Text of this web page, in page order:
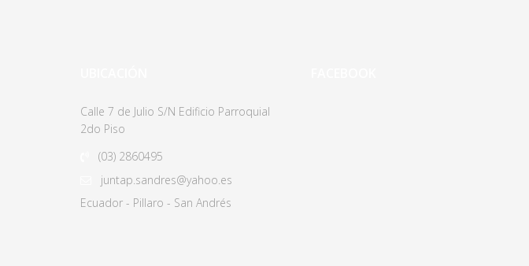
Calle 7 de Julio S/N Edificio Parroquial
2do Piso
(03) 2860495
juntap.sandres@yahoo.es
Ecuador - Pillaro - San Andrés